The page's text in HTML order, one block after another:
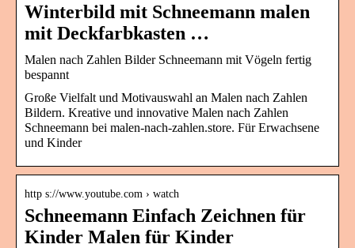
Winterbild mit Schneemann malen
mit Deckfarbkasten …
Malen nach Zahlen Bilder Schneemann mit Vögeln fertig
bespannt
Große Vielfalt und Motivauswahl an Malen nach Zahlen
Bildern. Kreative und innovative Malen nach Zahlen
Schneemann bei malen-nach-zahlen.store. Für Erwachsene
und Kinder
http s://www.youtube.com › watch
Schneemann Einfach Zeichnen für
Kinder Malen für Kinder